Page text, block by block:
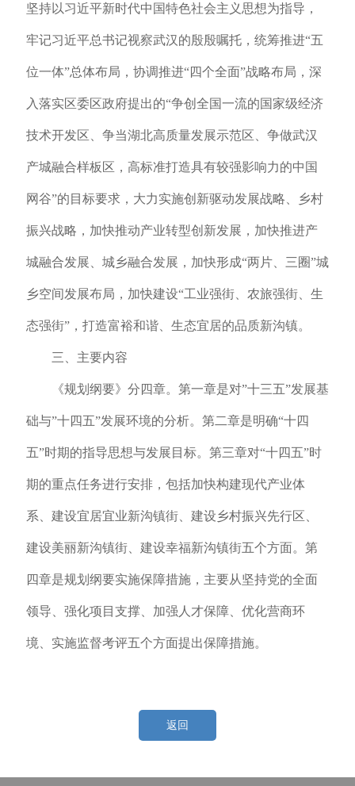
坚持以习近平新时代中国特色社会主义思想为指导，
牢记习近平总书记视察武汉的殷殷嘱托，统筹推进“五
位一体”总体布局，协调推进“四个全面”战略布局，深
入落实区委区政府提出的“争创全国一流的国家级经济
技术开发区、争当湖北高质量发展示范区、争做武汉
产城融合样板区，高标准打造具有较强影响力的中国
网谷”的目标要求，大力实施创新驱动发展战略、乡村
振兴战略，加快推动产业转型创新发展，加快推进产
城融合发展、城乡融合发展，加快形成“两片、三圈”城
乡空间发展布局，加快建设“工业强街、农旅强街、生
态强街”，打造富裕和谐、生态宜居的品质新沟镇。
三、主要内容
《规划纲要》分四章。第一章是对”十三五”发展基
础与”十四五”发展环境的分析。第二章是明确“十四
五”时期的指导思想与发展目标。第三章对“十四五”时
期的重点任务进行安排，包括加快构建现代产业体
系、建设宜居宜业新沟镇街、建设乡村振兴先行区、
建设美丽新沟镇街、建设幸福新沟镇街五个方面。第
四章是规划纲要实施保障措施，主要从坚持党的全面
领导、强化项目支撑、加强人才保障、优化营商环
境、实施监督考评五个方面提出保障措施。
返回